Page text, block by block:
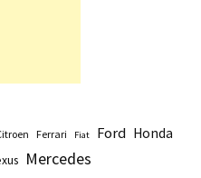
Ferrari Fiat Ford Honda
Mercedes